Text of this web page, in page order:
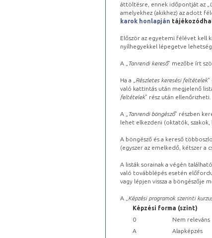
áttöltésre, ennek időpontját az „
amelyekhez (akikhez) az adott
karok honlapján
Először az egyetemi félévet kell
nyílhegyekkel lépegetve
A „ Tanrendi kereső” mezőbe írt
Ha a „ Részletes keresési feltételek”
való kattintás után megjelenő
feltételek” rész után ellenőrizheti.
A „ Tanrendi böngésző” részben
lehet elkezdeni (oktatók, szakok,
A böngésző és a kereső
(egyszer az emelkedő, kétszer a
A listák sorainak a végén
való továbblépés esetén
vagy lépjen vissza a böngészője
A „ Képzési programok szerinti
Képzési forma (szint)
0
Nem releváns
A
Alapképzés